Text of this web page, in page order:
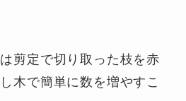
剪定で切り取った枝を赤
木で簡単に数を増やすこ